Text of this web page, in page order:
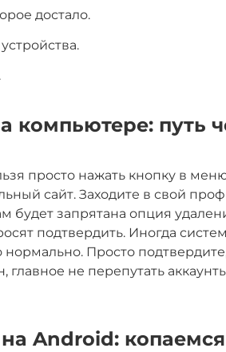
достало.
компьютере: путь
просто нажать кнопку в
сайт. Заходите в свой
будет запрятана опция
подтвердить. Иногда
нормально. Просто
главное не перепутать
Android: